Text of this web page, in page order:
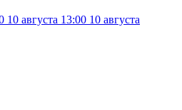
10 августа 13:00 10 августа